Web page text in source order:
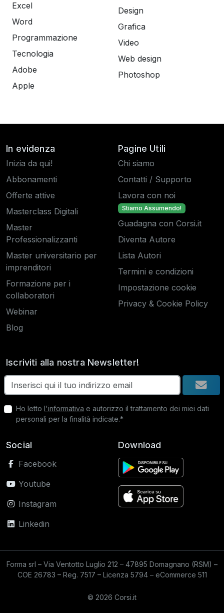
Excel
Word
Programmazione
Tecnologia
Adobe
Apple
Design
Grafica
Video
Web design
Photoshop
In evidenza
Inizia da qui!
Abbonamenti
Offerte attive
Masterclass Digitali
Master
Professionalizzanti
Master universitario per
imprenditori
Formazione per i
collaboratori
Webinar
Blog
Pagine Utili
Chi siamo
Contatti / Supporto
Lavora con noi
Stiamo Assumendo!
Guadagna con Corsi.it
Diventa Autore
Lista Autori
Termini e condizioni
Impostazione cookie
Privacy & Cookie Policy
Iscriviti alla nostra Newsletter!
Ho letto l'informativa e autorizzo il trattamento dei miei dati
personali per la finalità indicate.*
Social
Facebook
Youtube
Instagram
Linkedin
Download
Forma srl – Via Ventotto Luglio 212 – 47895 Domagnano (RSM) –
COE 26783 – Reg. 7517 – Licenza 5794 – eCommerce 511
© 2026 Corsi.it